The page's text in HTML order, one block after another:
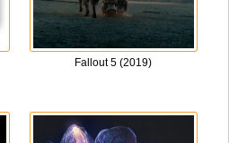
Fallout 5 (2019)